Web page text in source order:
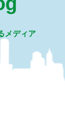
メディア